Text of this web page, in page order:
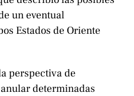
un eventual
Estados de Oriente
perspectiva de
determinadas